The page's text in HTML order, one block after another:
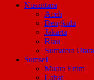
Nusantara
Aceh
Bengkulu
Jakarta
Riau
Sumatera Utara
Sumsel
Muara Enim
Lahat